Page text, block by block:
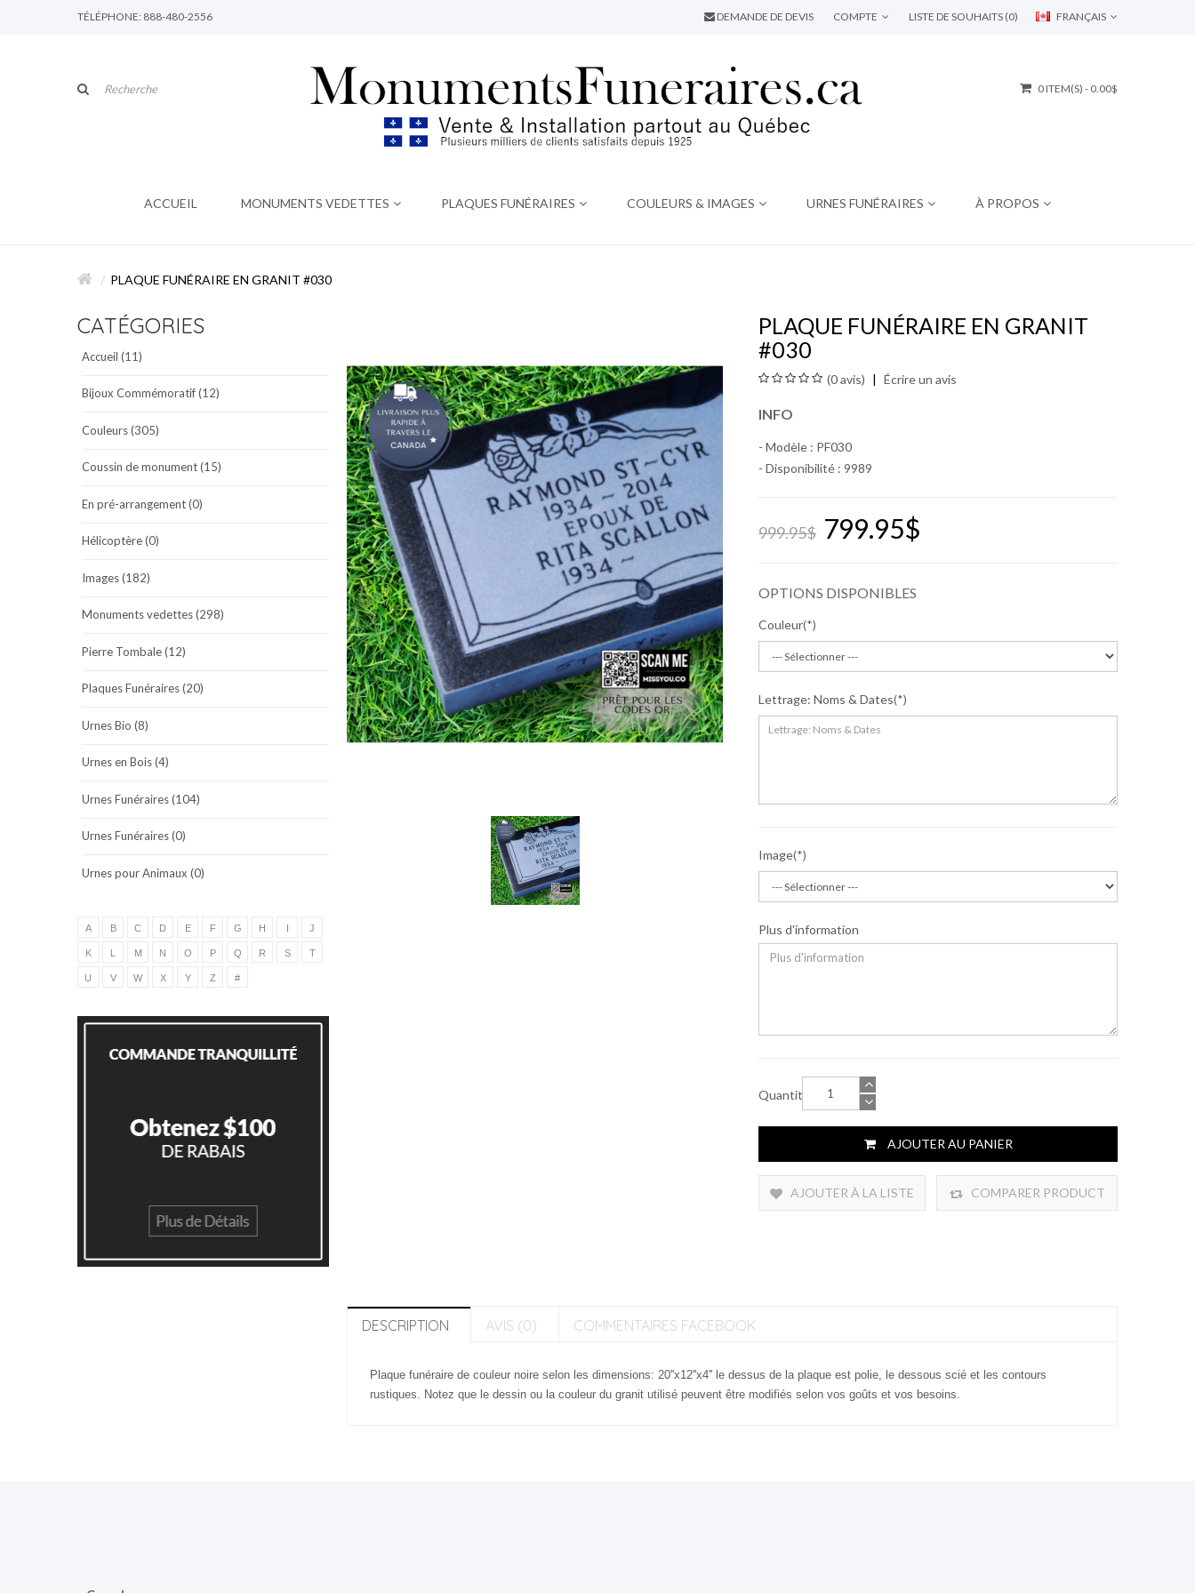
TÉLÉPHONE: 888-480-2556 FRANÇAIS
DEMANDE DE DEVIS COMPTE LISTE DE SOUHAITS (0)
0 ITEM(S) - 0.00$
ACCUEIL MONUMENTS VEDETTES PLAQUES FUNÉRAIRES COULEURS & IMAGES URNES FUNÉRAIRES À PROPOS
PLAQUE FUNÉRAIRE EN GRANIT #030
CATÉGORIES
Accueil (11)
Bijoux Commémoratif (12)
Couleurs (305)
Coussin de monument (15)
En pré-arrangement (0)
Hélicoptère (0)
Images (182)
Monuments vedettes (298)
Pierre Tombale (12)
Plaques Funéraires (20)
Urnes Bio (8)
Urnes en Bois (4)
Urnes Funéraires (104)
Urnes Funéraires (0)
Urnes pour Animaux (0)
A B C D E F G H I J
K L M N O P Q R S T
U V W X Y Z #
PLAQUE FUNÉRAIRE EN GRANIT
#030
(0 avis) Écrire un avis
INFO
- Modèle : PF030
- Disponibilité : 9989
999.95$ 799.95$
OPTIONS DISPONIBLES
Couleur
Lettrage: Noms & Dates
Image
Plus d'information
Quantité
AJOUTER AU PANIER
AJOUTER À LA LISTE COMPARER PRODUCT
DESCRIPTION AVIS (0) COMMENTAIRES FACEBOOK
Plaque funéraire de couleur noire selon les dimensions: 20''x12''x4'' le dessus de la plaque est polie, le dessous scié et les contours
rustiques. Notez que le dessin ou la couleur du granit utilisé peuvent être modifiés selon vos goûts et vos besoins.